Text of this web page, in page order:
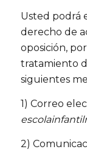
Usted podrá
derecho de
oposición,
tratamiento
siguientes
1) Correo
2)